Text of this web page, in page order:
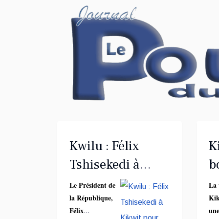
Kwilu : Félix
Tshisekedi à
Kikwit pour
inaugurer
Le Président de
la République,
Félix
La